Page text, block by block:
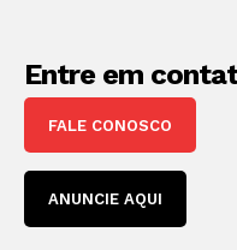
Entre em
FALE CONOSCO
ANUNCIE AQUI